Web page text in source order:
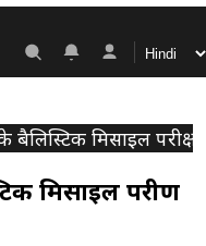
बैलिस्टिक मिसाइल
मिसाइल परीक्षण